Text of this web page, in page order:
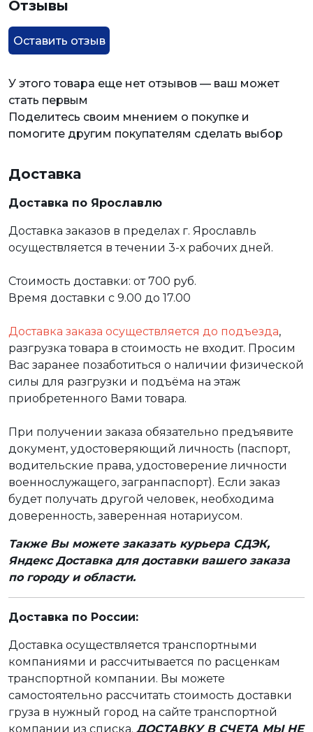
Отзывы
Оставить отзыв
У этого товара еще нет отзывов — ваш может
стать первым
Поделитесь своим мнением о покупке и
помогите другим покупателям сделать выбор
Доставка
Доставка по Ярославлю
Доставка заказов в пределах г. Ярославль
осуществляется в течении 3-х рабочих дней.
Стоимость доставки: от 700 руб.
Время доставки с 9.00 до 17.00
Доставка заказа осуществляется до подъезда,
разгрузка товара в стоимость не входит. Просим
Вас заранее позаботиться о наличии физической
силы для разгрузки и подъёма на этаж
приобретенного Вами товара.
При получении заказа обязательно предъявите
документ, удостоверяющий личность (паспорт,
водительские права, удостоверение личности
военнослужащего, загранпаспорт). Если заказ
будет получать другой человек, необходима
доверенность, заверенная нотариусом.
Также Вы можете заказать курьера СДЭК,
Яндекс Доставка для доставки вашего заказа
по городу и области.
Доставка по России:
Доставка осуществляется транспортными
компаниями и рассчитывается по расценкам
транспортной компании. Вы можете
самостоятельно рассчитать стоимость доставки
груза в нужный город на сайте транспортной
компании из списка. ДОСТАВКУ В СЧЕТА МЫ НЕ